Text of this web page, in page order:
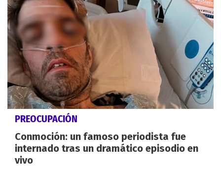
PREOCUPACIÓN
Conmoción: un famoso periodista fue
internado tras un dramático episodio en
vivo